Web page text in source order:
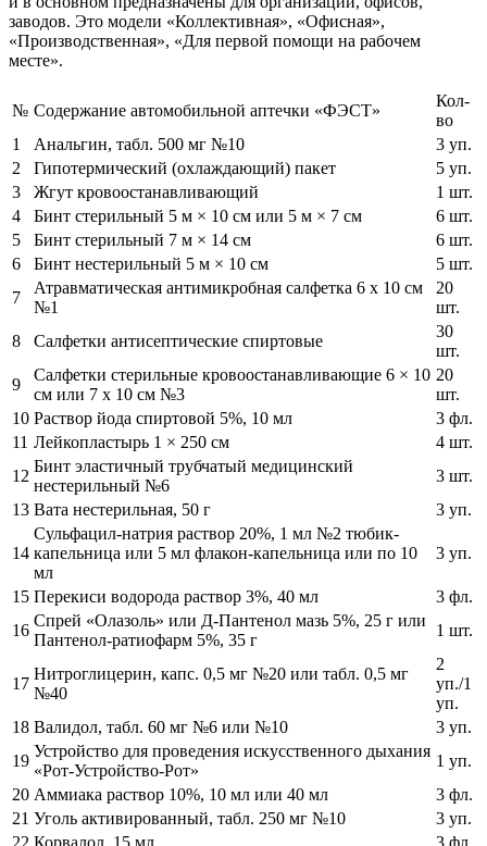
заводов. Это модели «Коллективная», «Офисная»,
«Производственная», «Для первой помощи на рабочем
месте».
№ Содержание автомобильной аптечки «ФЭСТ»
Кол-
во
1
Анальгин, табл. 500 мг №10
3 уп.
2
Гипотермический (охлаждающий) пакет
5 уп.
3
Жгут кровоостанавливающий
1 шт.
4
Бинт стерильный 5 м × 10 см или 5 м × 7 см
6 шт.
5
Бинт стерильный 7 м × 14 см
6 шт.
6
Бинт нестерильный 5 м × 10 см
5 шт.
7
Атравматическая антимикробная салфетка 6 x 10 см
№1
20
шт.
8
Салфетки антисептические спиртовые
30
шт.
9
Салфетки стерильные кровоостанавливающие 6 × 10
см или 7 x 10 см №3
20
шт.
10 Раствор йода спиртовой 5%, 10 мл
3 фл.
11 Лейкопластырь 1 × 250 см
4 шт.
12
Бинт эластичный трубчатый медицинский
нестерильный №6
3 шт.
13 Вата нестерильная, 50 г 3 уп.
14
Сульфацил-натрия раствор 20%, 1 мл №2 тюбик-
капельница или 5 мл флакон-капельница или по 10
мл
3 уп.
15 Перекиси водорода раствор 3%, 40 мл
3 фл.
16
Спрей «Олазоль» или Д-Пантенол мазь 5%, 25 г или
Пантенол-ратиофарм 5%, 35 г
1 шт.
17
Нитроглицерин, капс. 0,5 мг №20 или табл. 0,5 мг
№40
2
уп./1
уп.
18 Валидол, табл. 60 мг №6 или №10
3 уп.
19
Устройство для проведения искусственного дыхания
«Рот-Устройство-Рот»
1 уп.
20 Аммиака раствор 10%, 10 мл или 40 мл
3 фл.
21 Уголь активированный, табл. 250 мг №10
3 уп.
22 Корвалол, 15 мл
3 фл.